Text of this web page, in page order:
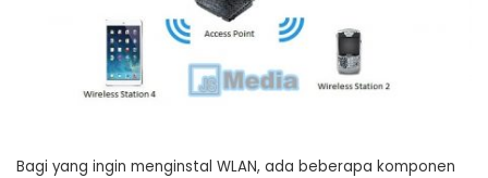
Bagi yang ingin menginstal WLAN, ada beberapa komponen